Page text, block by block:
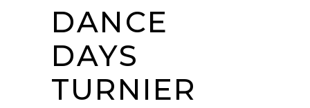
DANCE
DAYS
TURNIER